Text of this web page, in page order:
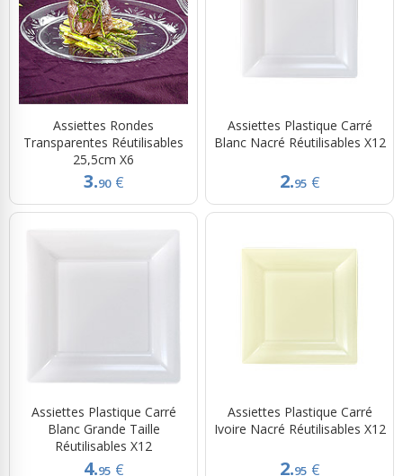
Assiettes Rondes
Transparentes Réutilisables
25,5cm X6
3.90 €
Assiettes Plastique Carré
Blanc Nacré Réutilisables X12
2.95 €
Assiettes Plastique Carré
Blanc Grande Taille
Réutilisables X12
4.95 €
Assiettes Plastique Carré
Ivoire Nacré Réutilisables X12
2.95 €